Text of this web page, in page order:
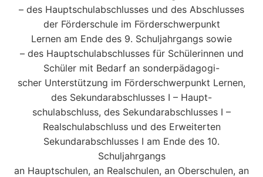
– des Hauptschulabschlusses und des Abschlusses
der Förderschule im Förderschwerpunkt
Lernen am Ende des 9. Schuljahrgangs sowie
– des Hauptschulabschlusses für Schülerinnen und
Schüler mit Bedarf an sonderpädagogi-
scher Unterstützung im Förderschwerpunkt Lernen,
des Sekundarabschlusses I – Haupt-
schulabschluss, des Sekundarabschlusses I –
Realschulabschluss und des Erweiterten
Sekundarabschlusses I am Ende des 10.
Schuljahrgangs
an Hauptschulen, an Realschulen, an Oberschulen, an